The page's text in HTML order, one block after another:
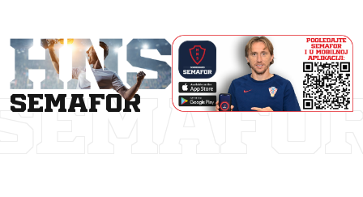
semafor